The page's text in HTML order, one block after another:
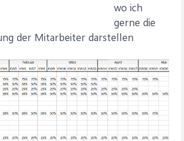
wo ich
gerne die
der Mitarbeiter darstellen